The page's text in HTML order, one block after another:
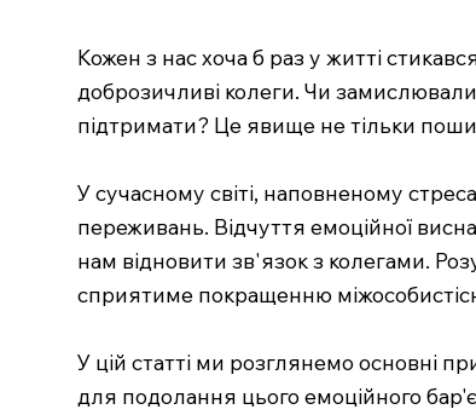
Кожен з нас хоча б раз у житті
доброзичливі колеги. Чи
підтримати? Це явище не тільки
У сучасному світі, наповненому
переживань. Відчуття емоційної
нам відновити зв'язок з колегами.
сприятиме покращенню
У цій статті ми розглянемо основні
для подолання цього емоційного